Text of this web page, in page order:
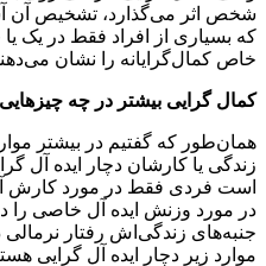
شخص اثر می‌گذارد، تشخیص آن
که بسیاری از افراد فقط در یک
خاص کمال‌گرایانه را نشان
کمال گرایی بیشتر در چه
همان‌طور که گفتیم در بیشتر
زندگی یا کارشان دچار ایده آل
است فردی فقط در مورد کارش
در مورد وزنش ایده آل خاصی را
جنبه‌های زندگی‌اش رفتار نرمالی
موارد زیر دچار ایده آل گرایی